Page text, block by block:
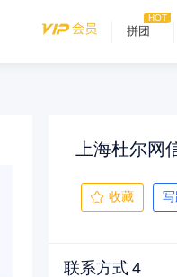
拼团
上海杜尔网
收藏
联系方式 4